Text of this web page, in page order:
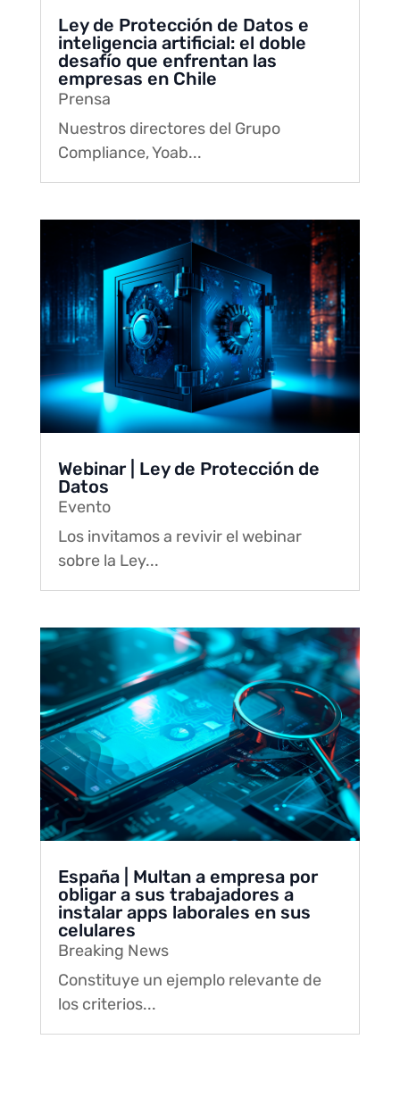
Ley de Protección de Datos e
inteligencia artificial: el doble
desafío que enfrentan las
empresas en Chile
Prensa
Nuestros directores del Grupo
Compliance, Yoab...
Webinar | Ley de Protección de
Datos
Evento
Los invitamos a revivir el webinar
sobre la Ley...
España | Multan a empresa por
obligar a sus trabajadores a
instalar apps laborales en sus
celulares
Breaking News
Constituye un ejemplo relevante de
los criterios...